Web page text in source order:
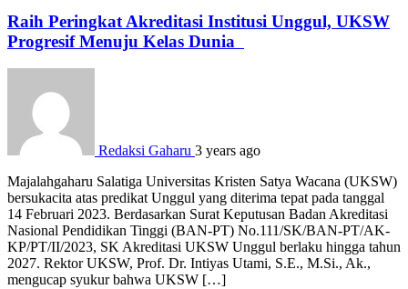
Raih Peringkat Akreditasi Institusi Unggul, UKSW
Progresif Menuju Kelas Dunia
Redaksi Gaharu 3 years ago
Majalahgaharu Salatiga Universitas Kristen Satya Wacana (UKSW)
bersukacita atas predikat Unggul yang diterima tepat pada tanggal
14 Februari 2023. Berdasarkan Surat Keputusan Badan Akreditasi
Nasional Pendidikan Tinggi (BAN-PT) No.111/SK/BAN-PT/AK-
KP/PT/II/2023, SK Akreditasi UKSW Unggul berlaku hingga tahun
2027. Rektor UKSW, Prof. Dr. Intiyas Utami, S.E., M.Si., Ak.,
mengucap syukur bahwa UKSW […]